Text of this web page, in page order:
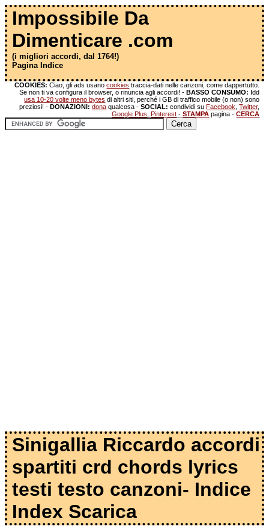
Impossibile Da
Dimenticare .com
(i migliori accordi, dal 1764!)
Pagina Indice
COOKIES: Ciao, gli ads usanocookies traccia-dati nelle canzoni, come dappertutto.
Se non ti va configura il browser, o rinuncia agli accordi! -BASSO CONSUMO: Idd
usa 10-20 volte meno bytes di altri siti, perché i GB di traffico mobile (o non) sono
preziosi! -DONAZIONI: dona qualcosa -SOCIAL: condividi suFacebook ,Twitter,
Google Plus ,Pinterest -STAMPA pagina -CERCA
Sinigallia Riccardo accordi
spartiti crd chords lyrics
testi testo canzoni- Indice
Index Scarica